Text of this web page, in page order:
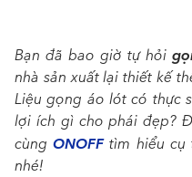
Bạn đã bao giờ tự hỏi
nhà sản xuất lại thiết kế
Liệu gọng áo lót có thực
lợi ích gì cho phái đẹp?
cùngONOFFtìm hiểu cụ
nhé!